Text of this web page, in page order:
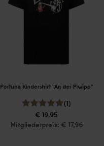
Fortuna Kindershirt "An der Piwipp"
(1)
€ 19,95
Mitgliederpreis: € 17,96